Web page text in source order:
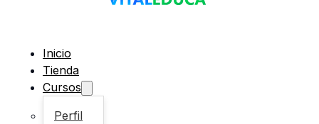
Inicio
Tienda
Cursos
Perfil